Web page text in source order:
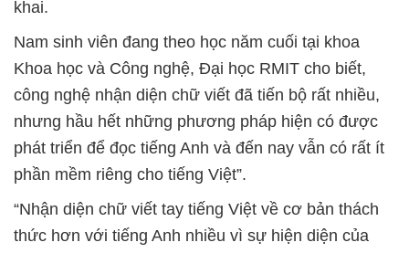
khai.
Nam sinh viên đang theo học năm cuối tại khoa
Khoa học và Công nghệ, Đại học RMIT cho biết,
công nghệ nhận diện chữ viết đã tiến bộ rất nhiều,
nhưng hầu hết những phương pháp hiện có được
phát triển để đọc tiếng Anh và đến nay vẫn có rất ít
phần mềm riêng cho tiếng Việt”.
“Nhận diện chữ viết tay tiếng Việt về cơ bản thách
thức hơn với tiếng Anh nhiều vì sự hiện diện của